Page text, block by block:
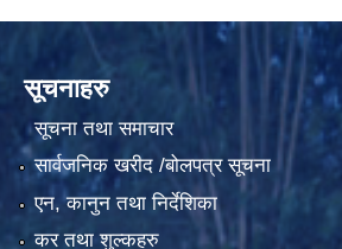
सूचनाहरु
सूचना तथा समाचार
सार्वजनिक खरीद /बोलपत्र सूचना
एन, कानुन तथा निर्देशिका
कर तथा शुल्कहरु